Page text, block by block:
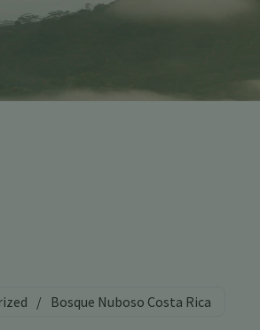
/ Bosque Nuboso Costa Rica